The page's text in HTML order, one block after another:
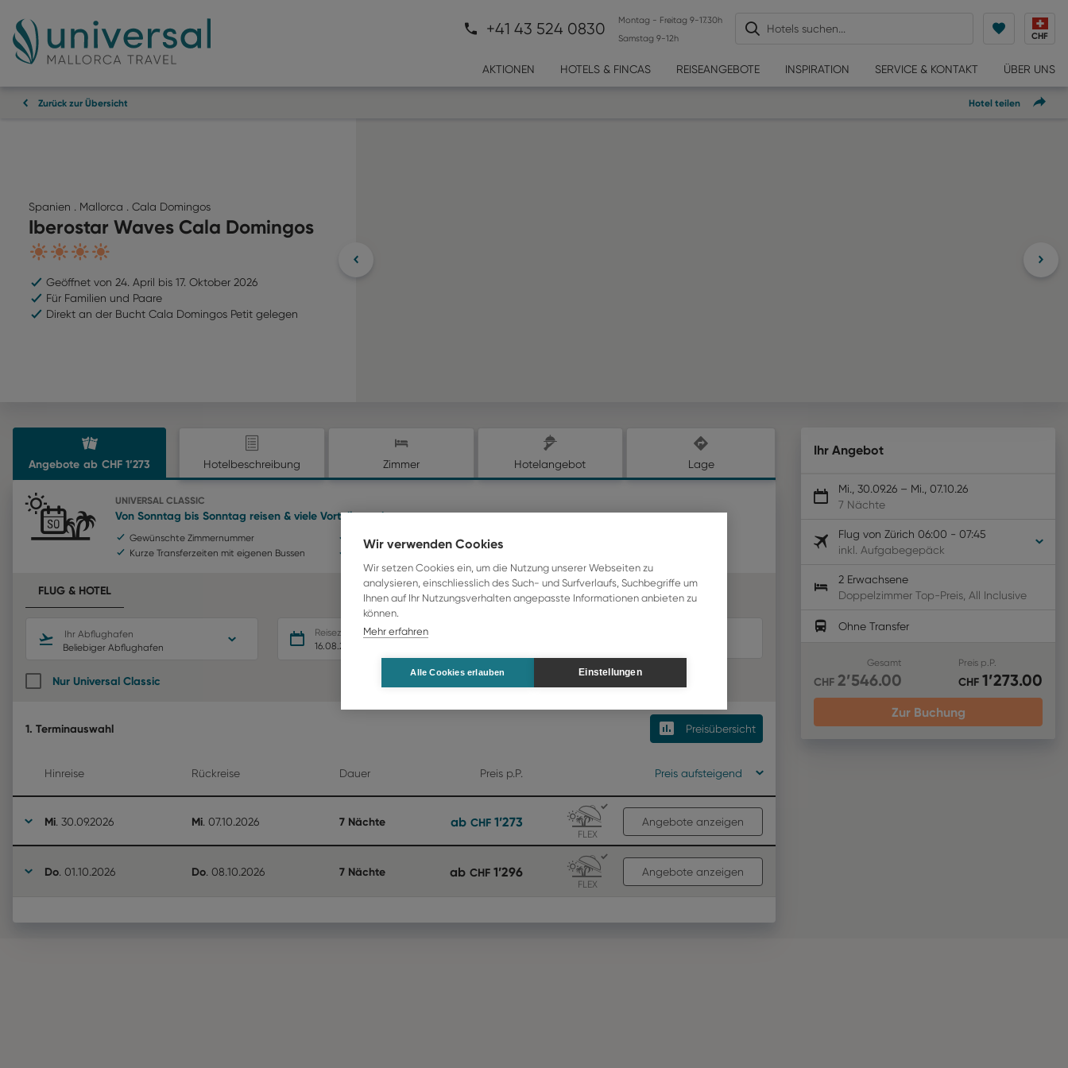
+41 43 524 0830
Montag - Freitag 9-17.30h
Samstag 9-12h
Hotels suchen...
CHF
AKTIONEN HOTELS & FINCAS REISEANGEBOTE INSPIRATION SERVICE & KONTAKT ÜBER UNS
Zurück zur Übersicht Hotel teilen
Spanien . Mallorca . Cala Domingos
Iberostar Waves Cala Domingos
4
Geöffnet von 24. April bis 17. Oktober 2026
Für Familien und Paare
Direkt an der Bucht Cala Domingos Petit gelegen
Angebote ab CHF 1’273 Hotelbeschreibung Zimmer Hotelangebot Lage
UNIVERSAL CLASSIC
Von Sonntag bis Sonntag reisen & viele Vorteile geniessen
Gewünschte Zimmernummer
Treueprämie bis 40%
Kurze Transferzeiten mit eigenen Bussen
Optional Privattransfer
FLUG & HOTEL
Ihr Abflughafen
Beliebiger Abflughafen
Reisezeitraum
16.08.26
Nur Universal Classic
1. Terminauswahl Preisübersicht
Hinreise Rückreise Dauer Preis p.P. Preis aufsteigend
Mi. 30.09.2026 Mi. 07.10.2026 7 Nächte ab CHF 1’273
FLEX
Angebote anzeigen
Do. 01.10.2026 Do. 08.10.2026 7 Nächte ab CHF 1’296
FLEX
Angebote anzeigen
Ihr Angebot
Mi., 30.09.26 – Mi., 07.10.26
7 Nächte
Flug von Zürich 06:00 - 07:45
inkl. Aufgabegepäck
2 Erwachsene
Doppelzimmer Top-Preis All Inclusive
Ohne Transfer
Gesamt
CHF 2’546.00
Preis p.P.
CHF 1’273.00
Zur Buchung
Wir verwenden Cookies
Wir setzen Cookies ein, um die Nutzung unserer Webseiten zu
analysieren, einschliesslich des Such- und Surfverlaufs, Suchbegriffe um
Ihnen auf Ihr Nutzungsverhalten angepasste Informationen anbieten zu
können.
Mehr erfahren
Alle Cookies erlauben Einstellungen